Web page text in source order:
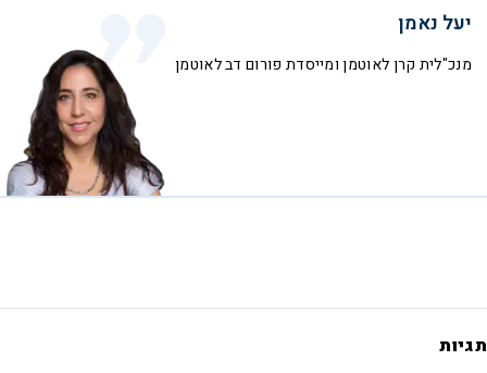
יעל נאמן
מנכ"לית קרן לאוטמן ומייסדת פורום דב לאוטמן
תגיות